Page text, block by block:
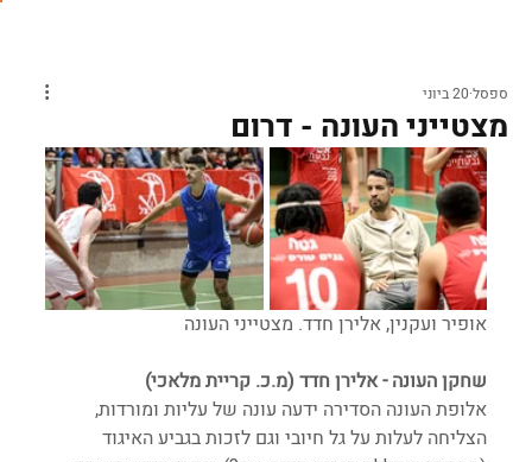
מצטייני העונה - דרום
ספסל 20 ביוני
אופיר ועקנין, אלירן חדד. מצטייני העונה
שחקן העונה - אלירן חדד (מ.כ. קריית מלאכי)
אלופת העונה הסדירה ידעה עונה של עליות ומורדות,
הצליחה לעלות על גל חיובי וגם לזכות בגביע האיגוד